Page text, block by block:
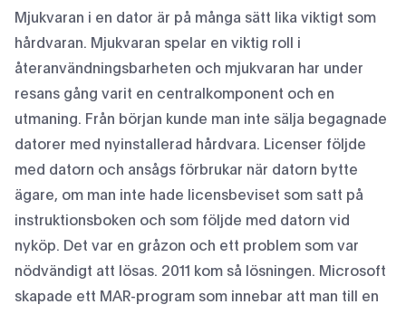
Mjukvaran i en dator är på många sätt lika viktigt som
hårdvaran. Mjukvaran spelar en viktig roll i
återanvändningsbarheten och mjukvaran har under
resans gång varit en centralkomponent och en
utmaning. Från början kunde man inte sälja begagnade
datorer med nyinstallerad hårdvara. Licenser följde
med datorn och ansågs förbrukar när datorn bytte
ägare, om man inte hade licensbeviset som satt på
instruktionsboken och som följde med datorn vid
nyköp. Det var en gråzon och ett problem som var
nödvändigt att lösas. 2011 kom så lösningen. Microsoft
skapade ett MAR-program som innebar att man till en